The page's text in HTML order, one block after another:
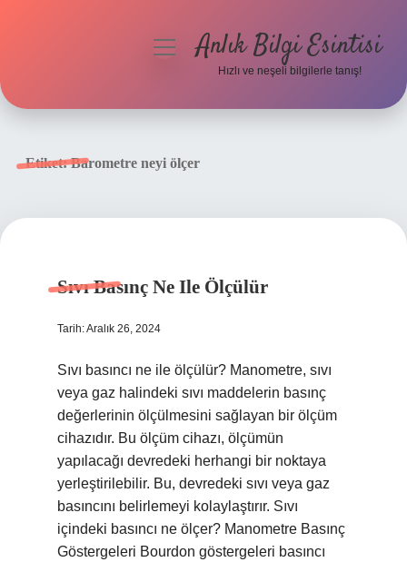
menüyüAnlık Bilgi Esintisi
Hızlı ve neşeli bilgilerle tanış!
Etiket:Barometre neyi ölçer
Sıvı Basınç Ne Ile Ölçülür
Tarih: Aralık 26, 2024
Sıvı basıncı ne ile ölçülür? Manometre, sıvı
veya gaz halindeki sıvı maddelerin basınç
değerlerinin ölçülmesini sağlayan bir ölçüm
cihazıdır. Bu ölçüm cihazı, ölçümün
yapılacağı devredeki herhangi bir noktaya
yerleştirilebilir. Bu, devredeki sıvı veya gaz
basıncını belirlemeyi kolaylaştırır. Sıvı
içindeki basıncı ne ölçer? Manometre Basınç
Göstergeleri Bourdon göstergeleri basıncı